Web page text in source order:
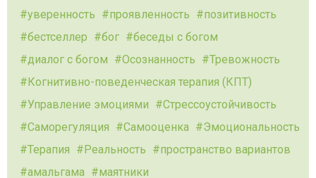
уверенность
проявленность
позитивность
бестселлер
бог
беседы с богом
диалог с богом
Осознанность
Тревожность
Когнитивно-поведенческая терапия (КПТ)
Управление эмоциями
Стрессоустойчивость
Саморегуляция
Самооценка
Эмоциональность
Терапия
Реальность
пространство вариантов
амальгама
маятники